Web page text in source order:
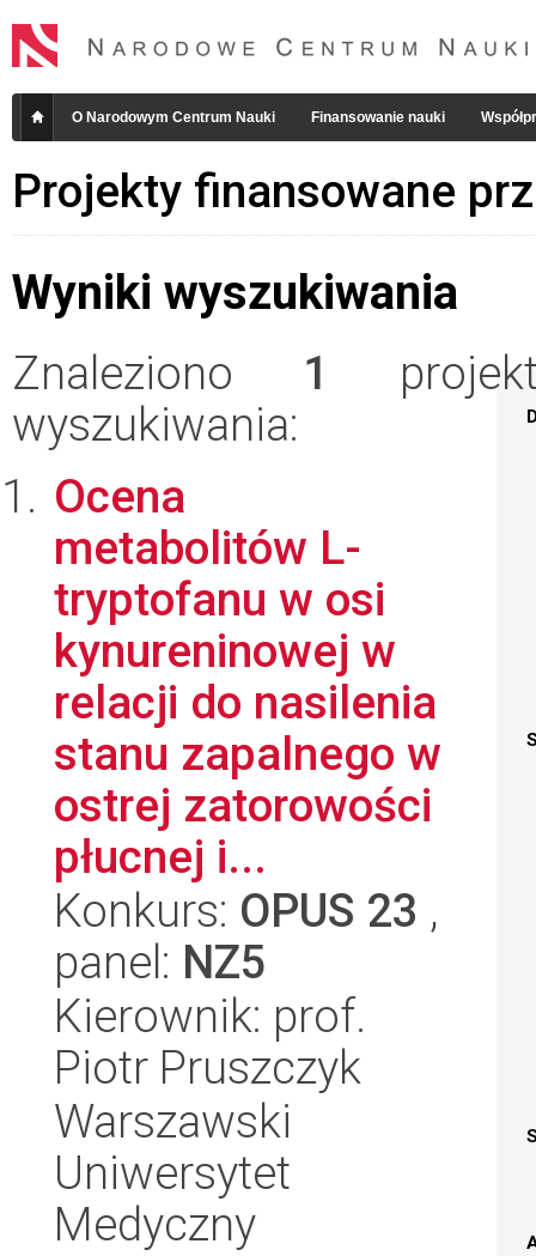
O Narodowym Centrum Nauki Finansowanie nauki
Projekty finansowane
Wyniki wyszukiwania
Znaleziono 1
wyszukiwania:
Ocena
metabolitów L-
tryptofanu w osi
kynureninowej w
relacji do nasilenia
stanu zapalnego w
ostrej zatorowości
płucnej i...
Konkurs: OPUS 23 ,
panel: NZ5
Kierownik: prof.
Piotr Pruszczyk
Warszawski
Uniwersytet
Medyczny